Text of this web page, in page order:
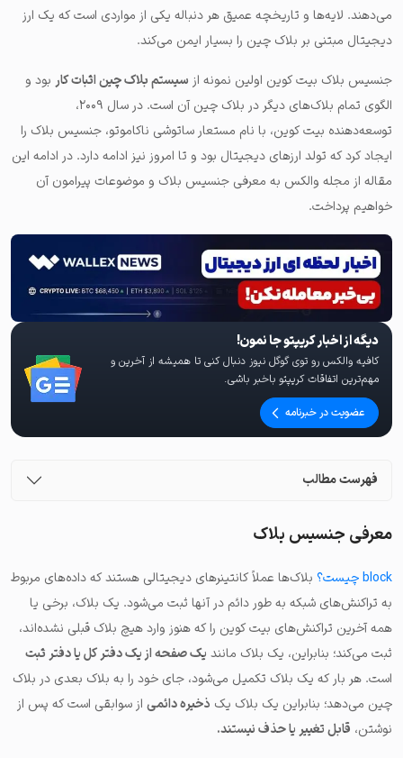
می‌دهند. لایه‌ها و تاریخچه عمیق هر دنباله یکی از مواردی است که یک ارز
دیجیتال مبتنی بر بلاک چین را بسیار ایمن می‌کند.
جنسیس بلاک بیت کوین اولین نمونه از سیستم بلاک چین اثبات کار بود و
الگوی تمام بلاک‌های دیگر در بلاک چین آن است. در سال ۲۰۰۹،
توسعه‌دهنده بیت کوین، با نام مستعار ساتوشی ناکاموتو، جنسیس بلاک را
ایجاد کرد که تولد ارزهای دیجیتال بود و تا امروز نیز ادامه دارد. در ادامه این
مقاله از مجله والکس به معرفی جنسیس بلاک و موضوعات پیرامون آن
خواهیم پرداخت.
دیگه از اخبار کریپتو جا نمون!
کافیه والکس رو توی گوگل نیوز دنبال کنی تا همیشه از آخرین و
مهم‌ترین اتفاقات کریپتو باخبر باشی.
عضویت در خبرنامه
فهرست مطالب
معرفی جنسیس بلاک
block چیست؟
بلاک‌ها عملاً کانتینرهای دیجیتالی هستند که داده‌های مربوط
به تراکنش‌های شبکه به طور دائم در آنها ثبت می‌شود. یک بلاک، برخی یا
همه آخرین تراکنش‌های بیت کوین را که هنوز وارد هیچ بلاک قبلی نشده‌اند،
ثبت می‌کند؛ بنابراین، یک بلاک مانند یک صفحه از یک دفتر کل یا دفتر ثبت
است. هر بار که یک بلاک تکمیل می‌شود، جای خود را به بلاک بعدی در بلاک
چین می‌دهد؛ بنابراین یک بلاک یک ذخیره دائمی از سوابقی است که پس از
نوشتن، قابل تغییر یا حذف نیستند.